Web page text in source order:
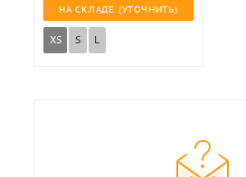
НА СКЛАДЕ (УТОЧНИТЬ)
XS S L